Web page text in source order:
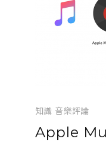
知識 音樂評論
Apple